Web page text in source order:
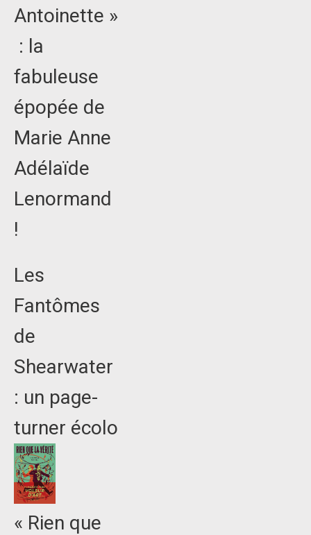
Antoinette »
: la
fabuleuse
épopée de
Marie Anne
Adélaïde
Lenormand
!
Les
Fantômes
de
Shearwater
: un page-
turner écolo
« Rien que